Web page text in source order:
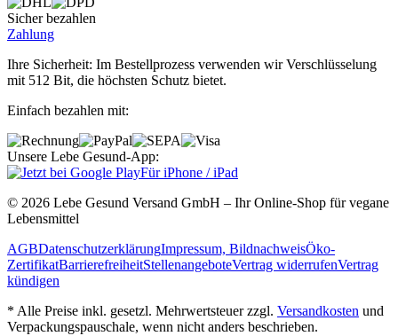
Sicher bezahlen
Zahlung
Ihre Sicherheit: Im Bestellprozess verwenden wir Verschlüsselung
mit 512 Bit, die höchsten Schutz bietet.
Einfach bezahlen mit:
Unsere Lebe Gesund-App:
Für iPhone / iPad
© 2026 Lebe Gesund Versand GmbH – Ihr Online‐Shop für vegane
Lebensmittel
AGBDatenschutzerklärungImpressum, BildnachweisÖko‐
ZertifikatBarrierefreiheitStellenangeboteVertrag widerrufenVertrag
kündigen
* Alle Preise inkl. gesetzl. Mehrwertsteuer zzgl. Versandkosten und
Verpackungspauschale, wenn nicht anders beschrieben.